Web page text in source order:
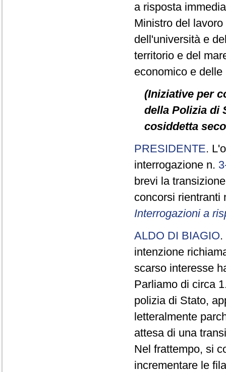
a risposta
Ministro del
dell'università e
territorio e del
economico e
(Iniziative per
della Polizia di
cosiddetta
PRESIDENTE.
interrogazione n.
brevi la
concorsi
Interrogazioni a
ALDO DI BIAGIO
intenzione
scarso interesse
Parliamo di circa
polizia di Stato,
letteralmente
attesa di una
Nel frattempo, si
incrementare le